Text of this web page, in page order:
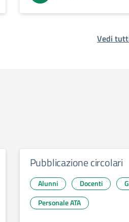
Vedi
Pubblicazione circolari
Alunni Docenti
Personale ATA